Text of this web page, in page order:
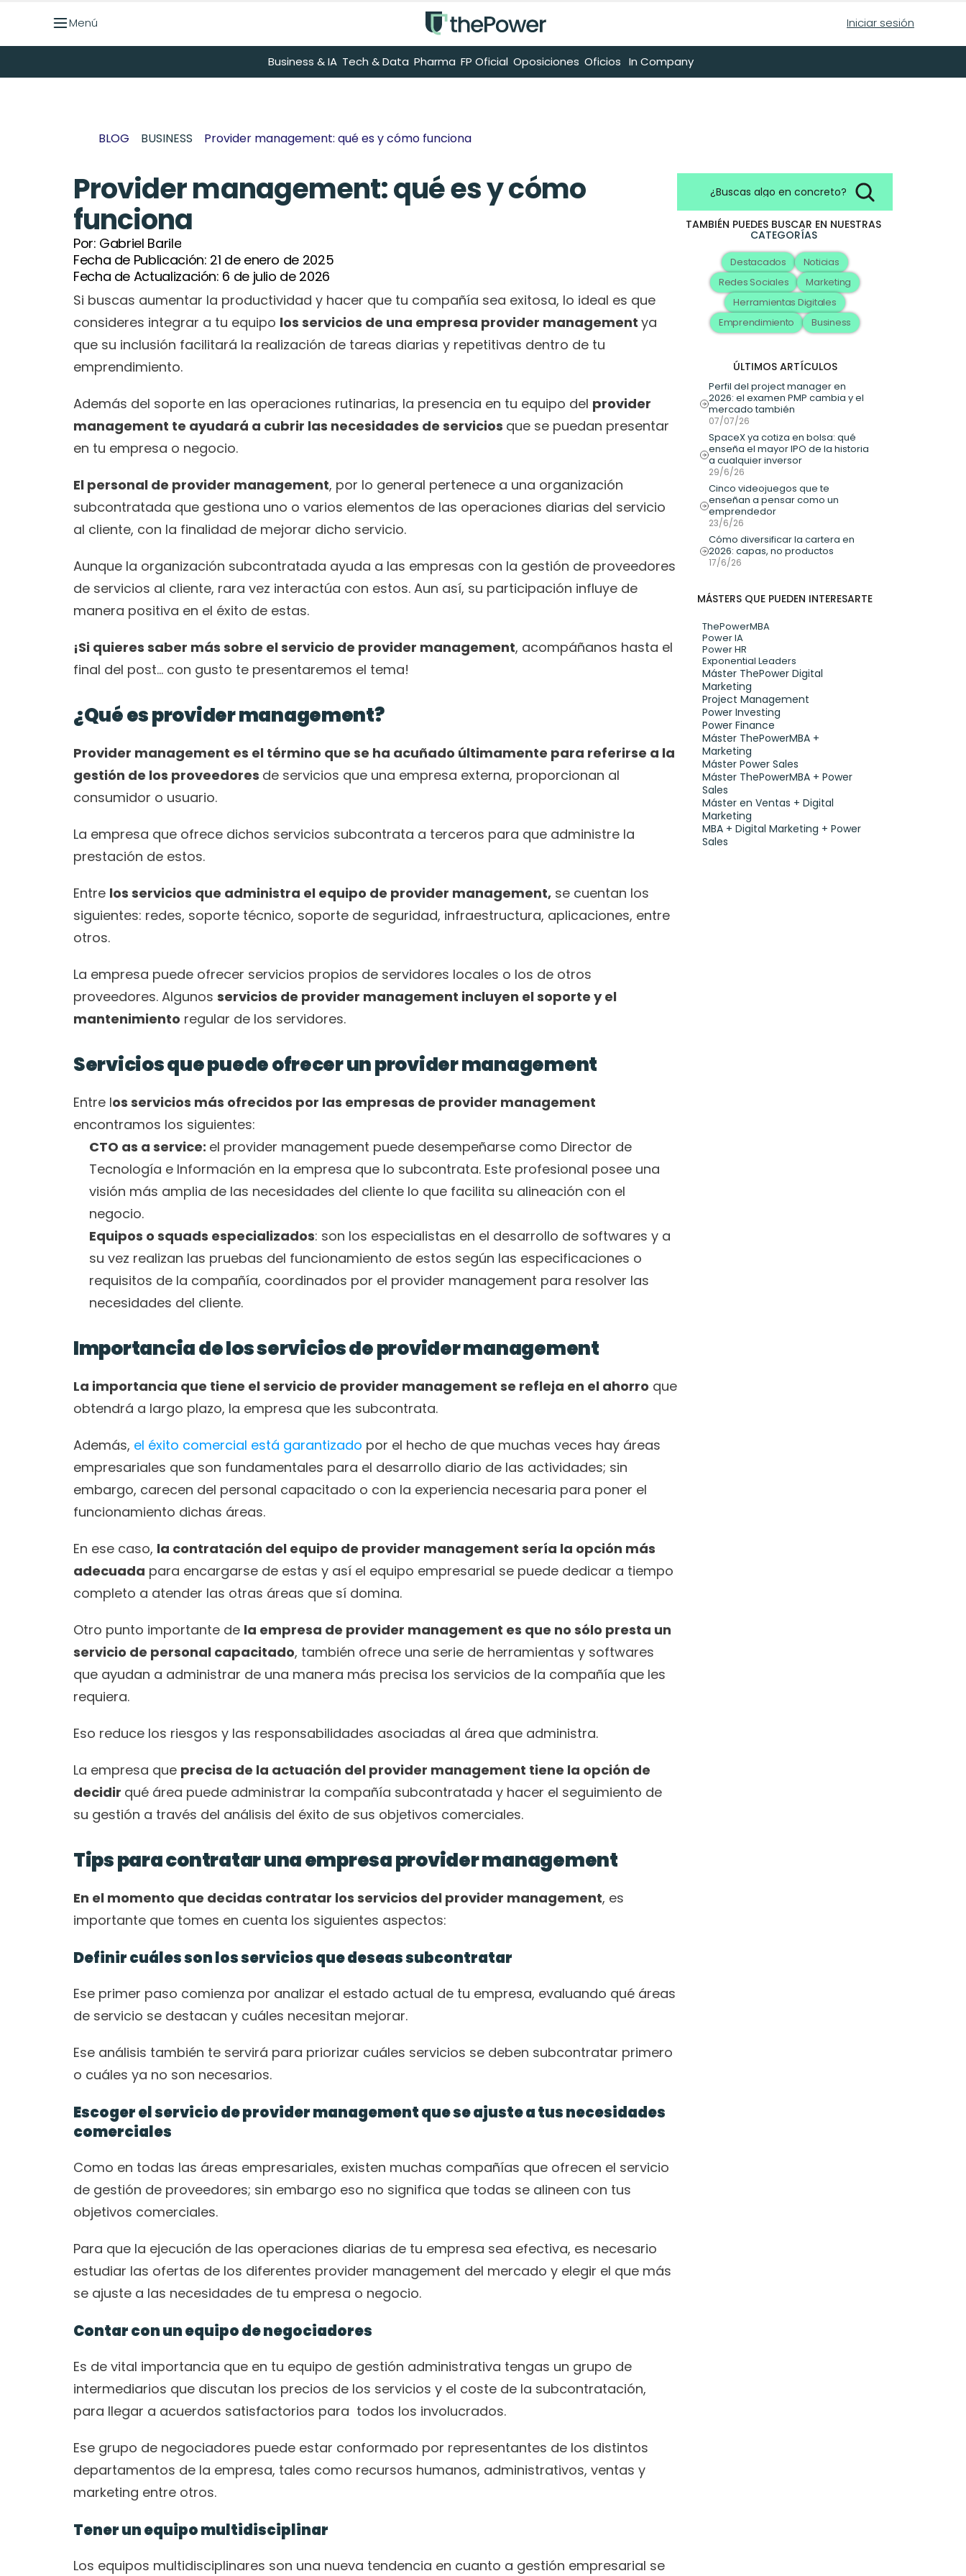
Menú Iniciar sesión
Business & IA Tech & Data Pharma FP Oficial Oposiciones Oficios In Company
BLOG BUSINESS Provider management: qué es y cómo funciona
Provider management: qué es y cómo
funciona
Por: Gabriel Barile
Fecha de Publicación: 21 de enero de 2025
Fecha de Actualización: 6 de julio de 2026
Si buscas aumentar la productividad y hacer que tu compañía sea exitosa, lo ideal es que
consideres integrar a tu equipo los servicios de una empresa provider management ya
que su inclusión facilitará la realización de tareas diarias y repetitivas dentro de tu
emprendimiento.
Además del soporte en las operaciones rutinarias, la presencia en tu equipo del provider
management te ayudará a cubrir las necesidades de servicios que se puedan presentar
en tu empresa o negocio.
El personal de provider management, por lo general pertenece a una organización
subcontratada que gestiona uno o varios elementos de las operaciones diarias del servicio
al cliente, con la finalidad de mejorar dicho servicio.
Aunque la organización subcontratada ayuda a las empresas con la gestión de proveedores
de servicios al cliente, rara vez interactúa con estos. Aun así, su participación influye de
manera positiva en el éxito de estas.
¡Si quieres saber más sobre el servicio de provider management, acompáñanos hasta el
final del post… con gusto te presentaremos el tema!
¿Qué es provider management?
Provider management es el término que se ha acuñado últimamente para referirse a la
gestión de los proveedores de servicios que una empresa externa, proporcionan al
consumidor o usuario.
La empresa que ofrece dichos servicios subcontrata a terceros para que administre la
prestación de estos.
Entre los servicios que administra el equipo de provider management, se cuentan los
siguientes: redes, soporte técnico, soporte de seguridad, infraestructura, aplicaciones, entre
otros.
La empresa puede ofrecer servicios propios de servidores locales o los de otros
proveedores. Algunos servicios de provider management incluyen el soporte y el
mantenimiento regular de los servidores.
Servicios que puede ofrecer un provider management
Entre los servicios más ofrecidos por las empresas de provider management
encontramos los siguientes:
CTO as a service: el provider management puede desempeñarse como Director de
Tecnología e Información en la empresa que lo subcontrata. Este profesional posee una
visión más amplia de las necesidades del cliente lo que facilita su alineación con el
negocio.
Equipos o squads especializados: son los especialistas en el desarrollo de softwares y a
su vez realizan las pruebas del funcionamiento de estos según las especificaciones o
requisitos de la compañía, coordinados por el provider management para resolver las
necesidades del cliente.
Importancia de los servicios de provider management
La importancia que tiene el servicio de provider management se refleja en el ahorro que
obtendrá a largo plazo, la empresa que les subcontrata.
Además, el éxito comercial está garantizado por el hecho de que muchas veces hay áreas
empresariales que son fundamentales para el desarrollo diario de las actividades; sin
embargo, carecen del personal capacitado o con la experiencia necesaria para poner el
funcionamiento dichas áreas.
En ese caso, la contratación del equipo de provider management sería la opción más
adecuada para encargarse de estas y así el equipo empresarial se puede dedicar a tiempo
completo a atender las otras áreas que sí domina.
Otro punto importante de la empresa de provider management es que no sólo presta un
servicio de personal capacitado, también ofrece una serie de herramientas y softwares
que ayudan a administrar de una manera más precisa los servicios de la compañía que les
requiera.
Eso reduce los riesgos y las responsabilidades asociadas al área que administra.
La empresa que precisa de la actuación del provider management tiene la opción de
decidir qué área puede administrar la compañía subcontratada y hacer el seguimiento de
su gestión a través del análisis del éxito de sus objetivos comerciales.
Tips para contratar una empresa provider management
En el momento que decidas contratar los servicios del provider management, es
importante que tomes en cuenta los siguientes aspectos:
Definir cuáles son los servicios que deseas subcontratar
Ese primer paso comienza por analizar el estado actual de tu empresa, evaluando qué áreas
de servicio se destacan y cuáles necesitan mejorar.
Ese análisis también te servirá para priorizar cuáles servicios se deben subcontratar primero
o cuáles ya no son necesarios.
Escoger el servicio de provider management que se ajuste a tus necesidades
comerciales
Como en todas las áreas empresariales, existen muchas compañías que ofrecen el servicio
de gestión de proveedores; sin embargo eso no significa que todas se alineen con tus
objetivos comerciales.
Para que la ejecución de las operaciones diarias de tu empresa sea efectiva, es necesario
estudiar las ofertas de los diferentes provider management del mercado y elegir el que más
se ajuste a las necesidades de tu empresa o negocio.
Contar con un equipo de negociadores
Es de vital importancia que en tu equipo de gestión administrativa tengas un grupo de
intermediarios que discutan los precios de los servicios y el coste de la subcontratación,
para llegar a acuerdos satisfactorios para  todos los involucrados.
Ese grupo de negociadores puede estar conformado por representantes de los distintos
departamentos de la empresa, tales como recursos humanos, administrativos, ventas y
marketing entre otros.
Tener un equipo multidisciplinar
Los equipos multidisciplinares son una nueva tendencia en cuanto a gestión empresarial se
¿Buscas algo en concreto?
TAMBIÉN PUEDES BUSCAR EN NUESTRAS
CATEGORÍAS
Destacados
Noticias
Redes Sociales
Marketing
Herramientas Digitales
Emprendimiento
Business
ÚLTIMOS ARTÍCULOS
Perfil del project manager en
2026: el examen PMP cambia y el
mercado también
07/07/26
SpaceX ya cotiza en bolsa: qué
enseña el mayor IPO de la historia
a cualquier inversor
29/6/26
Cinco videojuegos que te
enseñan a pensar como un
emprendedor
23/6/26
Cómo diversificar la cartera en
2026: capas, no productos
17/6/26
MÁSTERS QUE PUEDEN INTERESARTE
ThePowerMBA
Power IA
Power HR
Exponential Leaders
Máster ThePower Digital
Marketing
Project Management
Power Investing
Power Finance
Máster ThePowerMBA +
Marketing
Máster Power Sales
Máster ThePowerMBA + Power
Sales
Máster en Ventas + Digital
Marketing
MBA + Digital Marketing + Power
Sales